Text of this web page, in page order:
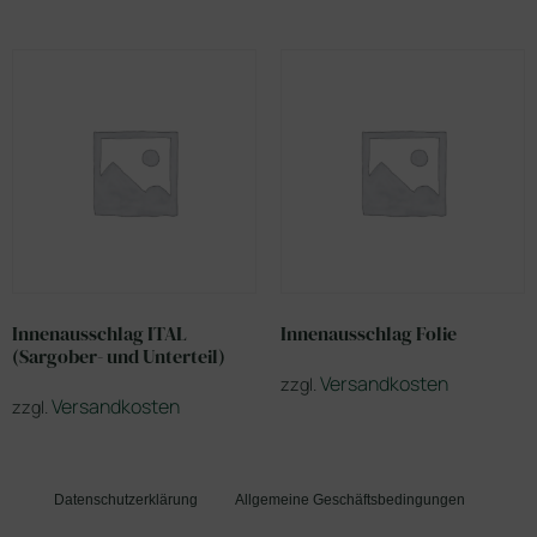
Innenausschlag ITAL
(Sargober- und Unterteil)
zzgl. Versandkosten
Innenausschlag Folie
zzgl. Versandkosten
Datenschutzerklärung Allgemeine Geschäftsbedingungen